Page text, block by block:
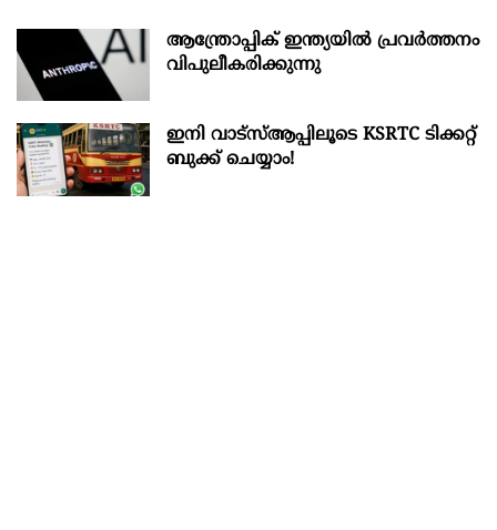
ആന്ത്രോപ്പിക് ഇന്ത്യയില്‍ പ്രവര്‍ത്തനം
വിപുലീകരിക്കുന്നു
ഇനി വാട്‌സ്ആപ്പിലൂടെ KSRTC ടിക്കറ്റ്
ബുക്ക് ചെയ്യാം!